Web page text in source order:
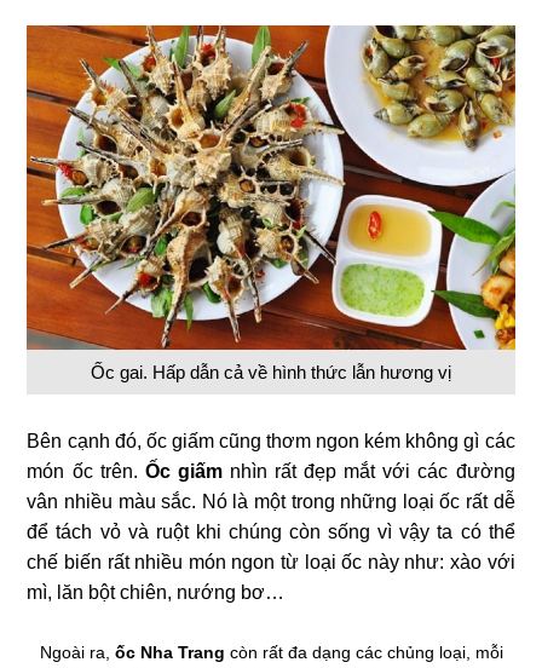
Ốc gai. Hấp dẫn cả về hình thức lẫn hương vị
Bên cạnh đó, ốc giấm cũng thơm ngon kém không gì các
món ốc trên. Ốc giấmnhìn rất đẹp mắt với các đường
vân nhiều màu sắc. Nó là một trong những loại ốc rất dễ
để tách vỏ và ruột khi chúng còn sống vì vậy ta có thể
chế biến rất nhiều món ngon từ loại ốc này như: xào với
mì, lăn bột chiên, nướng bơ…
Ngoài ra, ốc Nha Trang còn rất đa dạng các chủng loại, mỗi